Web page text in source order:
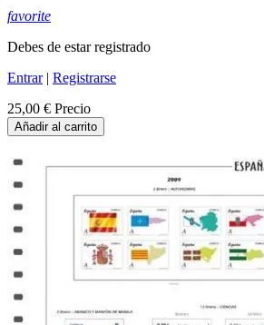
favorite
Debes de estar registrado
Entrar| Registrarse
25,00 € Precio
Añadir al carrito